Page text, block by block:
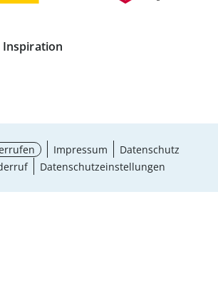
Inspiration
Impressum
Datenschutz
Datenschutzeinstellungen